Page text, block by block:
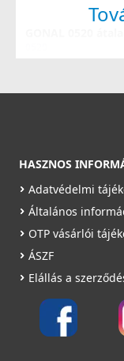
GONAL 0520
GONAL 0525
HASZNOS
Adatvédelmi
Általános
OTP vásárlói
ÁSZF
Elállás a